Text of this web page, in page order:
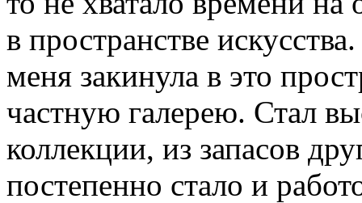
в пространстве
меня закинула в это
частную галерею. Стал
коллекции, из запасов
постепенно стало и